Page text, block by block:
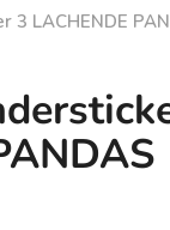
LACHENDE